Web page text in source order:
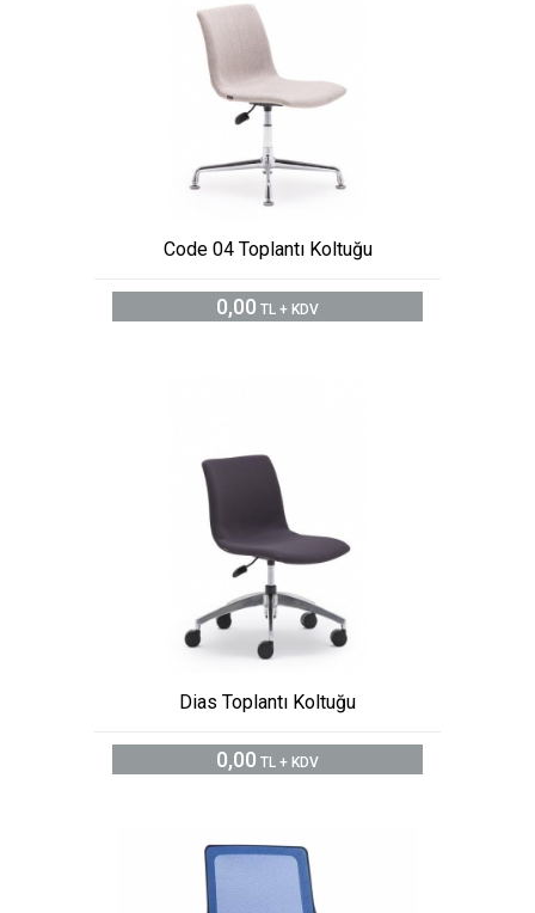
Code 04 Toplantı Koltuğu
0,00 TL + KDV
Dias Toplantı Koltuğu
0,00 TL + KDV